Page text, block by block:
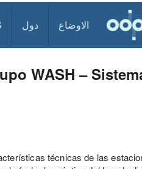
الاوضاع دول
WASH –
técnicas de las